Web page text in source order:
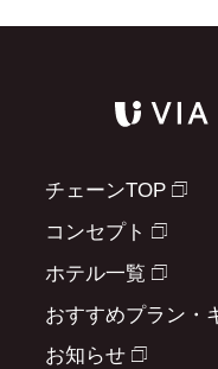
チェーンTOP
コンセプト
ホテル一覧
おすすめプラン・
お知らせ